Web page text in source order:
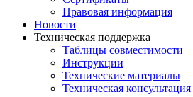
Правовая информация
Новости
Техническая поддержка
Таблицы совместимости
Инструкции
Технические материалы
Техническая консультация